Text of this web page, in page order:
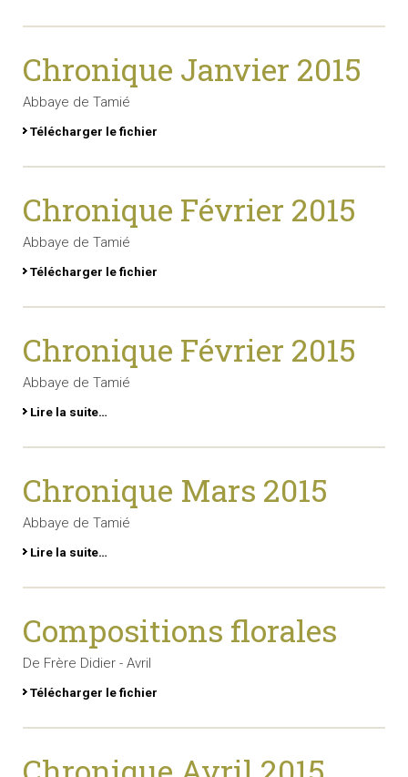
Chronique Janvier 2015
Abbaye de Tamié
Télécharger le fichier
Chronique Février 2015
Abbaye de Tamié
Télécharger le fichier
Chronique Février 2015
Abbaye de Tamié
Lire la suite…
Chronique Mars 2015
Abbaye de Tamié
Lire la suite…
Compositions florales
De Frère Didier - Avril
Télécharger le fichier